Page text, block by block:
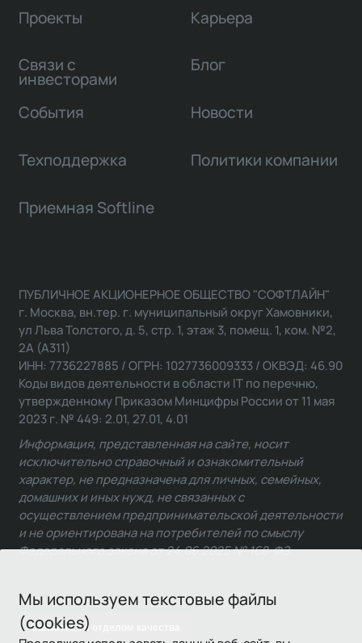
Мы используем текстовые файлы
(cookies)
Проекты
Связи с
инвесторами
Карьера
Блог
События Новости
Техподдержка Политики компании
Приемная Softline
Связаться с отделом качества
ПУБЛИЧНОЕ АКЦИОНЕРНОЕ ОБЩЕСТВО "СОФТЛАЙН"
г. Москва, вн.тер. г. муниципальный округ Хамовники,
ул Льва Толстого, д. 5, стр. 1, этаж 3, помещ. 1, ком. №2,
2А (А311)
ИНН: 7736227885 / ОГРН: 1027736009333 / ОКВЭД: 46.90
Коды видов деятельности в области IT по перечню,
утвержденному Приказом Минцифры России от 11 мая
2023 г. № 449: 2.01, 27.01, 4.01
Информация, представленная на сайте, носит
исключительно справочный и ознакомительный
характер, не предназначена для личных, семейных,
домашних и иных нужд, не связанных с
осуществлением предпринимательской деятельности
и не ориентирована на потребителей по смыслу
Федерального закона от 24.06.2025 № 168-ФЗ.